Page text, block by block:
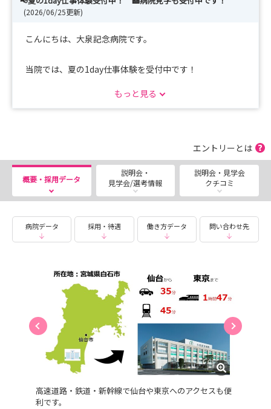
(2026/06/25更新)
こんにちは、大泉記念病院です。
当院では、夏の1day仕事体験を受付中です！
実施日時：2026年8月7日（金）9：45～15：15
持ち物 ：自校の白衣、実習用シューズ
※交通費は全額支給いたします
※遠方で前日宿泊が必要な場合、当院で手配いたします
学年を問わず参加可能ですので、お気軽にご参加くださ
日程があわない方は、病院見学も随時受付けしておりま
お友達と一緒の参加も大歓迎です！
交通費は全額支給！遠方で前日宿泊が必要な場合、宿泊費
も支給いたします！（支給条件あり）
お気軽に【説明会・見学会申込】からお申込みください。
皆様のご応募、ご参加お待ちしております。
****************************************************
もっと見る
エントリーとは
概要・採用データ
説明会・
見学会/選考情報
説明会・見学会
クチコミ
病院データ 採用・待遇 働き方データ 問い合わせ先
高速道路・鉄道・新幹線で仙台や東京へのアクセスも便
利です。